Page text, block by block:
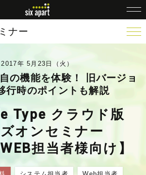
ナー
2017年 5月23日（火）
の機能を体験！ 旧バージョ
行時のポイントも解説
Type クラウド版
オンセミナー
担当者様向け】